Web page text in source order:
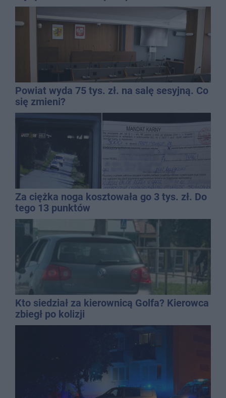
dolewkę
Powiat wyda 75 tys. zł. na salę sesyjną. Co
się zmieni?
Za ciężka noga kosztowała go 3 tys. zł. Do
tego 13 punktów
Kto siedział za kierownicą Golfa? Kierowca
zbiegł po kolizji